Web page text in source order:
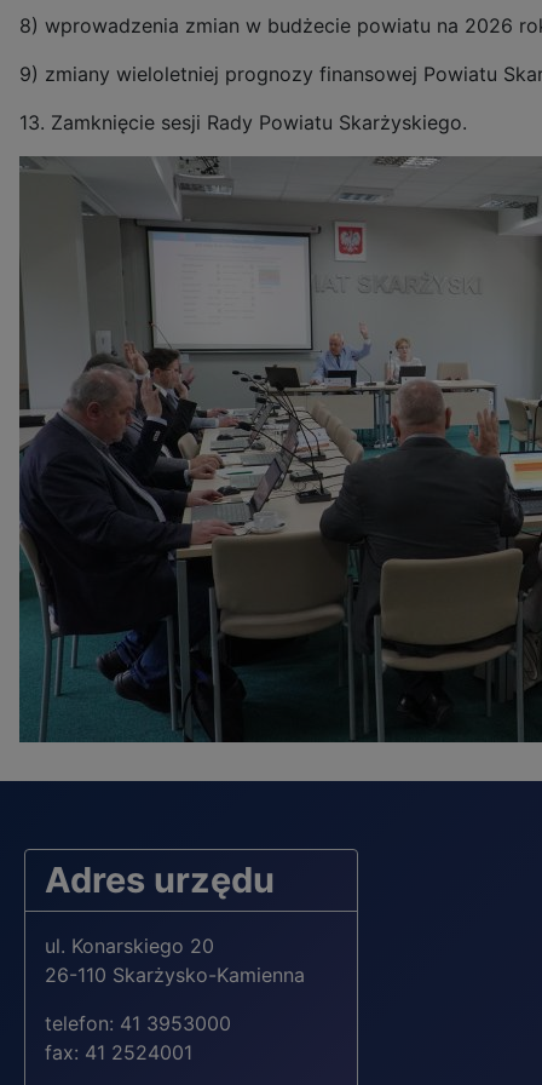
8) wprowadzenia zmian w budżecie powiatu na 2026
9) zmiany wieloletniej prognozy finansowej Powiatu
13. Zamknięcie sesji Rady Powiatu Skarżyskiego.
Adres urzędu
ul. Konarskiego 20
26-110 Skarżysko-Kamienna
telefon: 41 3953000
fax: 41 2524001